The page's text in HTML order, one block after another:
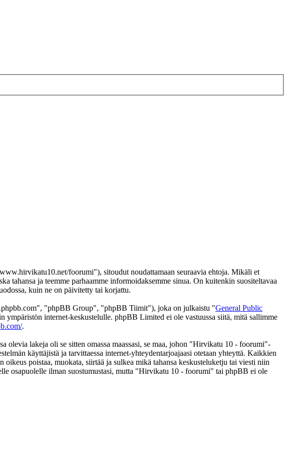
foorumi"), sitoudut noudattamaan seuraavia ehtoja. Mikäli et
ja teemme parhaamme informoidaksemme sinua. On kuitenkin suositeltavaa
kuin ne on päivitetty tai korjattu.
"phpBB Group", "phpBB Tiimit"), joka on julkaistu "General Public
ympäristön internet-keskustelulle. phpBB Limited ei ole vastuussa siitä, mitä sallimme
.
olevia lakeja oli se sitten omassa maassasi, se maa, johon "Hirvikatu 10 - foorumi"-
käyttäjistä ja tarvittaessa internet-yhteydentarjoajaasi otetaan yhteyttä. Kaikkien
poistaa, muokata, siirtää ja sulkea mikä tahansa keskusteluketju tai viesti niin
osapuolelle ilman suostumustasi, mutta "Hirvikatu 10 - foorumi" tai phpBB ei ole